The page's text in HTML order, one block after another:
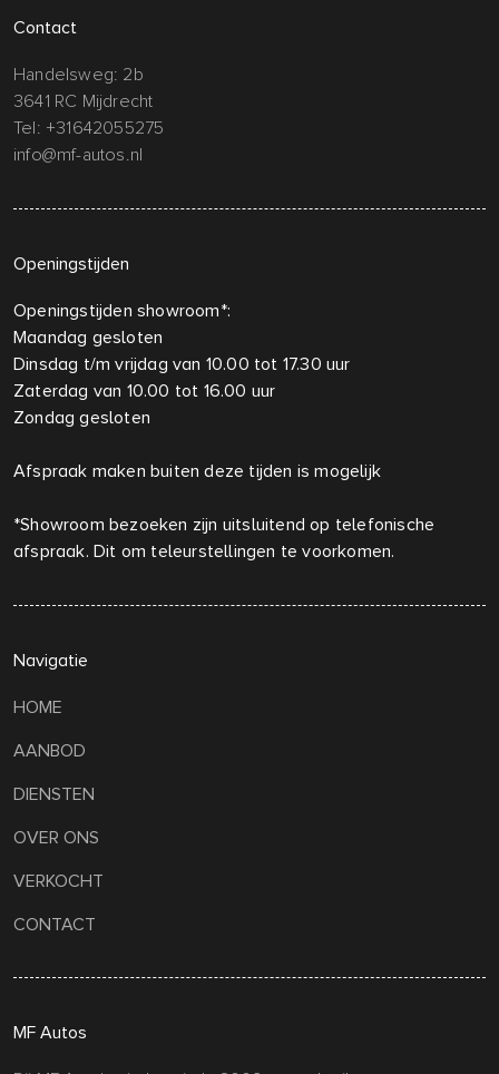
Contact
Handelsweg: 2b
3641 RC Mijdrecht
Tel: +31642055275
info@mf-autos.nl
Openingstijden
Openingstijden showroom*:
Maandag gesloten
Dinsdag t/m vrijdag van 10.00 tot 17.30 uur
Zaterdag van 10.00 tot 16.00 uur
Zondag gesloten
Afspraak maken buiten deze tijden is mogelijk
*Showroom bezoeken zijn uitsluitend op telefonische
afspraak. Dit om teleurstellingen te voorkomen.
Navigatie
HOME
AANBOD
DIENSTEN
OVER ONS
VERKOCHT
CONTACT
MF Autos